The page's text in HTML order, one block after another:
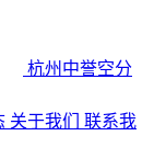
杭州中誉空分
关于我们 联系我